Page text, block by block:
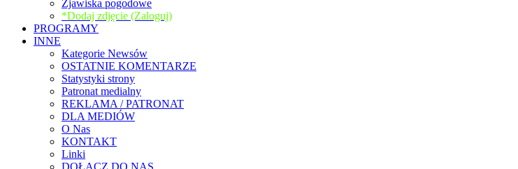
Zjawiska pogodowe
*Dodaj zdjęcie (Zaloguj)
PROGRAMY
INNE
Kategorie Newsów
OSTATNIE KOMENTARZE
Statystyki strony
Patronat medialny
REKLAMA / PATRONAT
DLA MEDIÓW
O Nas
KONTAKT
Linki
DOŁĄCZ DO NAS